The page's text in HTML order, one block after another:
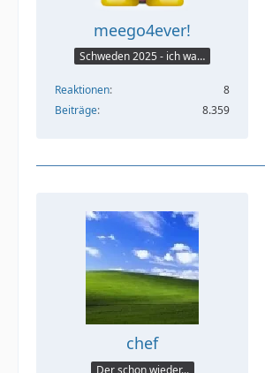
meego4ever!
Schweden 2025 - ich war da :seufz:
Reaktionen
8
Beiträge
8.359
chef
Der schon wieder...